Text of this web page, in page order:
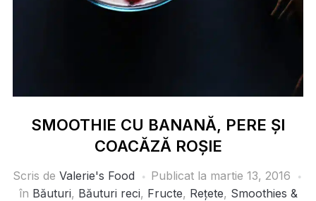
SMOOTHIE CU BANANĂ, PERE ȘI
COACĂZĂ ROȘIE
Scris de Valerie's Food Publicat la martie 13, 2016
în Băuturi, Băuturi reci, Fructe, Rețete, Smoothies &